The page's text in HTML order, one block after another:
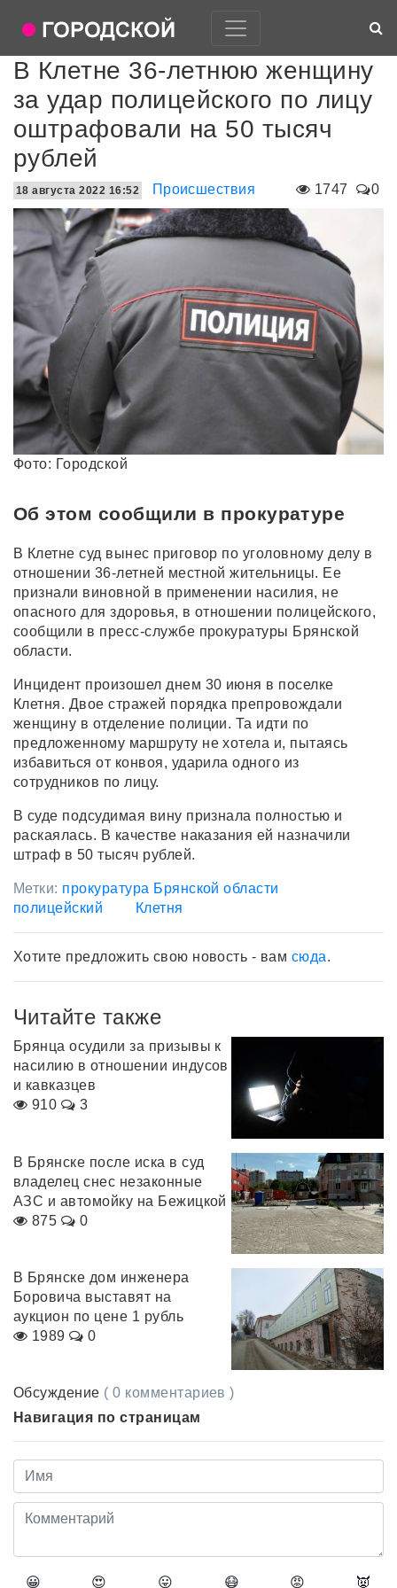
В Клетне 36-летнюю женщину
за удар полицейского по лицу
оштрафовали на 50 тысяч
рублей
1747 0
18 августа 2022 16:52 Происшествия
Фото: Городской
Об этом сообщили в прокуратуре
В Клетне суд вынес приговор по уголовному делу в
отношении 36-летней местной жительницы. Ее
признали виновной в применении насилия, не
опасного для здоровья, в отношении полицейского,
сообщили в пресс-службе прокуратуры Брянской
области.
Инцидент произошел днем 30 июня в поселке
Клетня. Двое стражей порядка препровождали
женщину в отделение полиции. Та идти по
предложенному маршруту не хотела и, пытаясь
избавиться от конвоя, ударила одного из
сотрудников по лицу.
В суде подсудимая вину признала полностью и
раскаялась. В качестве наказания ей назначили
штраф в 50 тысяч рублей.
Метки: прокуратура Брянской области
полицейский
Клетня
Хотите предложить свою новость - вам сюда.
Читайте также
Брянца осудили за призывы к
насилию в отношении индусов
и кавказцев
910
3
В Брянске после иска в суд
владелец снес незаконные
АЗС и автомойку на Бежицкой
875
0
В Брянске дом инженера
Боровича выставят на
аукцион по цене 1 рубль
1989
0
Обсуждение ( 0 комментариев )
Навигация по страницам
😀 😍 😛 😷 😡 👿